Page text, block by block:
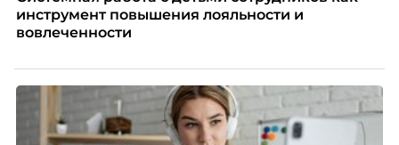
инструмент повышения лояльности и
вовлеченности